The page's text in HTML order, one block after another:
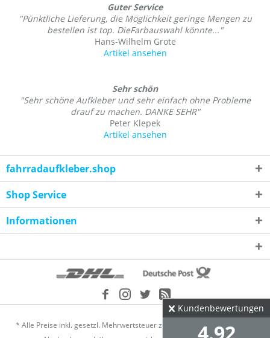
Kundenbewertungen
Guter Service
"Pünktliche Lieferung, die Möglichkeit geringe Mengen zu
bestellen ist top. DieFarbauswahl könnte..."
Hans-Wilhelm Grote
Artikel ansehen
Sehr schön
"Sehr schöne Aufkleber und sehr einfach ohne Probleme
drauf zu machen. DANKE SEHR"
Peter Klepek
Artikel ansehen
fahrradaufkleber.shop
Shop Service
Informationen
* Alle Preise inkl. gesetzl. Mehrwertsteuer zzgl. Versandkosten und ggf.